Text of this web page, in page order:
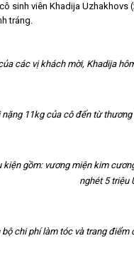
sinh viên Khadija Uzhakhovs
tráng.
các vị khách mời, Khadija
nặng 11kg của cô đến từ
kiện gồm: vương miện kim
nghét 5 triệu
chi phí làm tóc và trang